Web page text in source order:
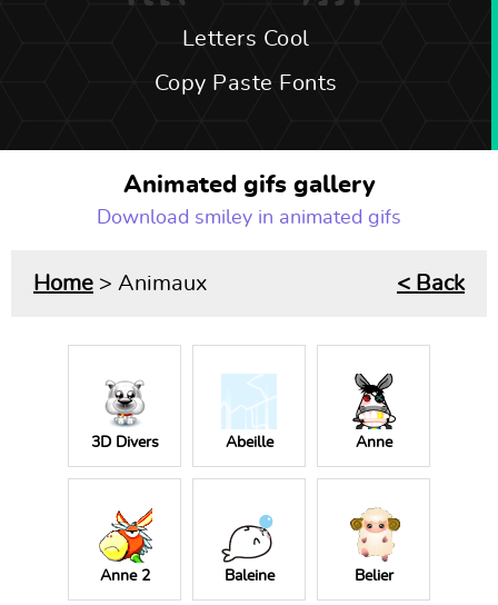
Letters Cool
Copy Paste Fonts
Animated gifs gallery
Download smiley in animated gifs
Home > Animaux < Back
3D Divers Abeille Anne
Anne 2 Baleine Belier